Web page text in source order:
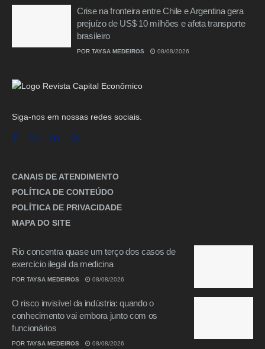
Crise na fronteira entre Chile e Argentina gera
prejuízo de US$ 10 milhões e afeta transporte
brasileiro
POR TAYSA MEDEIROS 08/08/2026
Siga-nos em nossas redes sociais.
CANAIS DE ATENDIMENTO
POLÍTICA DE CONTEÚDO
POLÍTICA DE PRIVACIDADE
MAPA DO SITE
Rio concentra quase um terço dos casos de
exercício ilegal da medicina
POR TAYSA MEDEIROS 08/08/2026
O risco invisível da indústria: quando o
conhecimento vai embora junto com os
funcionários
POR TAYSA MEDEIROS 08/08/2026